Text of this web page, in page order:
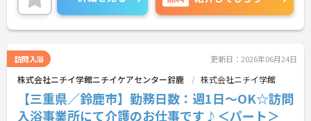
・介護福祉士や初任者研修などの資格や実務経験、
夜勤回数がしっかりと給与に反映されるためモチベ
ーションを維持できます
職へ昇格する事例も多数あり、腰を据えて長期的な
キャリア形成が可能です
軽にご相談ください！
訪問入浴 更新日：2026年06月24日
株式会社ニチイ学館ニチイケアセンター鈴鹿 株式会社ニチイ学館
【三重県／鈴鹿市】勤務日数：週1日～OK☆訪問
入浴事業所にて介護のお仕事です♪＜パート＞